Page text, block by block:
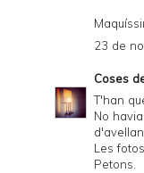
23 de
Coses
T'han
No
Les
Petons.